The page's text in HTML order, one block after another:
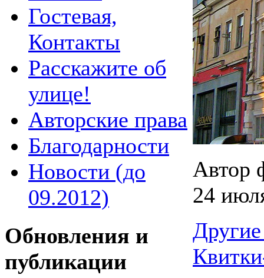
Гостевая,
Контакты
Расскажите об
улице!
Авторские права
Благодарности
Новости (до
09.2012)
Обновления и
публикации
Автор
24